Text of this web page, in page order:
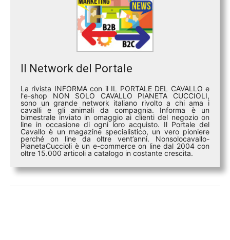
Il Network del Portale
La rivista INFORMA con il IL PORTALE DEL CAVALLO e
l'e-shop NON SOLO CAVALLO PIANETA CUCCIOLI,
sono un grande network italiano rivolto a chi ama i
cavalli e gli animali da compagnia. Informa è un
bimestrale inviato in omaggio ai clienti del negozio on
line in occasione di ogni loro acquisto. Il Portale del
Cavallo è un magazine specialistico, un vero pioniere
perché on line da oltre vent’anni. Nonsolocavallo-
PianetaCuccioli è un e-commerce on line dal 2004 con
oltre 15.000 articoli a catalogo in costante crescita.